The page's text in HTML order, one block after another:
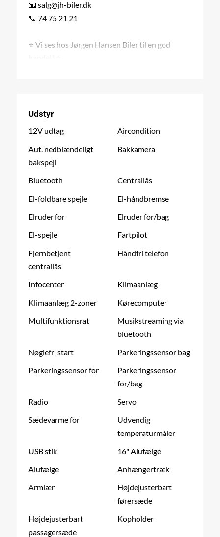
📧 salg@jh-biler.dk
📞 74 75 21 21
⭐ Vi ses hos Jørgen Hansen Biler til en god
Udstyr
12V udtag
Aircondition
Aut. nedblændeligt
bakspejl
Bakkamera
Bluetooth
Centrallås
El-foldbare spejle
El-håndbremse
Elruder for
Elruder for/bag
El-spejle
Fartpilot
Fjernbetjent
centrallås
Håndfri telefon
Infocenter
Klimaanlæg
Klimaanlæg 2-zoner
Kørecomputer
Multifunktionsrat
Musikstreaming via
bluetooth
Nøglefri start
Parkeringssensor bag
Parkeringssensor for
Parkeringssensor
for/bag
Radio
Servo
Sædevarme for
Udvendig
temperaturmåler
USB stik
16" Alufælge
Alufælge
Anhængertræk
Armlæn
Højdejusterbart
førersæde
Højdejusterbart
passagersæde
Kopholder